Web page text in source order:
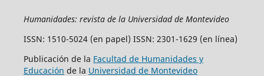
Humanidades: revista de la Universidad de Montevideo
ISSN: 1510-5024 (en papel) ISSN: 2301-1629 (en línea)
Publicación de la Facultad de Humanidades y
Educación de la Universidad de Montevideo